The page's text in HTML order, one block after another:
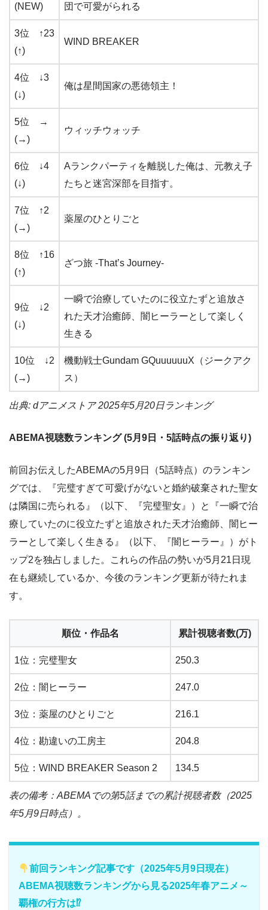
(NEW) 団で可愛がられる
3位 ↑23
(↑)
WIND BREAKER
4位 ↓3
(↓)
俺は星間国家の悪徳領主！
5位 →
(→)
ウィッチウォッチ
6位 ↓4
(↓)
Aランクパーティを離脱した俺は、元教え子
たちと迷宮深部を目指す。
7位 ↑2
(→)
薬屋のひとりごと
8位 ↑16
(↑)
ざつ旅 -That’s Journey-
9位 ↓2
(↓)
一瞬で治療していたのに役立たずと追放さ
れた天才治癒師、闇ヒーラーとして楽しく
生きる
10位 ↓2
(→)
機動戦士Gundam GQuuuuuuX（ジークアク
ス）
出典: dアニメストア 2025年5月20日ランキング
ABEMA視聴数ランキング (5月9日・5話時点の振り返り)
前回お伝えしたABEMAの5月9日（5話時点）のランキン
グでは、『完璧すぎて可愛げがないと婚約破棄された聖女
は隣国に売られる』（以下、『完璧聖女』）と『一瞬で治
療していたのに役立たずと追放された天才治癒師、闇ヒー
ラーとして楽しく生きる』（以下、『闇ヒーラー』）がト
ップ2を独占しました。これらの作品の勢いが5月21日現
在も継続しているか、今後のランキング更新が待たれま
す。
順位・作品名 累計視聴者数(万)
1位：完璧聖女 250.3
2位：闇ヒーラー 247.0
3位：薬屋のひとりごと 216.1
4位：勘違いの工房主 204.8
5位：WIND BREAKER Season 2 134.5
表の備考：ABEMAでの第5話までの累計視聴者数（2025
年5月9日時点）。
前回ランキング記事です（2025年5月9日現在）
ABEMA視聴数ランキングから見る2025年春アニメ～
覇権の行方は⁉